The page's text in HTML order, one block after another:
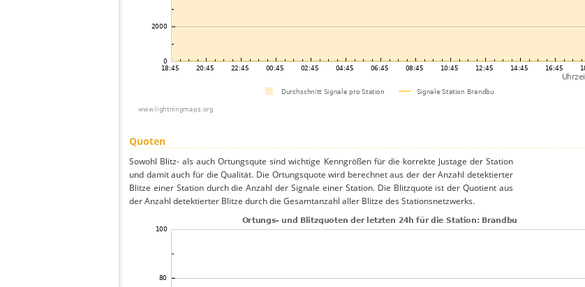
Quoten
Sowohl Blitz- als auch Ortungsqute sind wichtige Kenngrößen für die korrekte Justage der Station
und damit auch für die Qualität. Die Ortungsquote wird berechnet aus der der Anzahl detektierter
Blitze einer Station durch die Anzahl der Signale einer Station. Die Blitzquote ist der Quotient aus
der Anzahl detektierter Blitze durch die Gesamtanzahl aller Blitze des Stationsnetzwerks.